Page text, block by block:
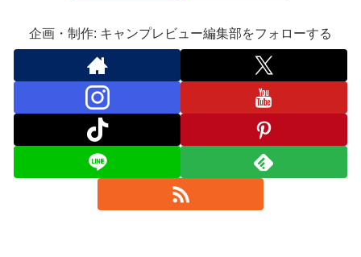
企画・制作: キャンプレビュー編集部をフォローする